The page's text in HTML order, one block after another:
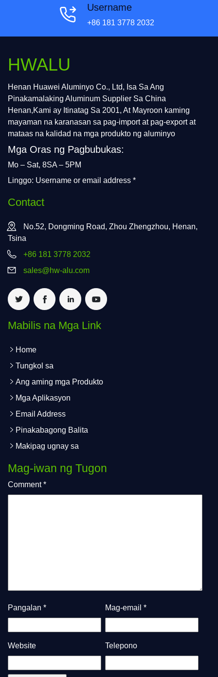
Username
+86 181 3778 2032
HWALU
Henan Huawei Aluminyo Co., Ltd, Isa Sa Ang
Pinakamalaking Aluminum Supplier Sa China
Henan,Kami ay Itinatag Sa 2001, At Mayroon kaming
mayaman na karanasan sa pag-import at pag-export at
mataas na kalidad na mga produkto ng aluminyo
Mga Oras ng Pagbubukas:
Mo – Sat, 8SA – 5PM
Linggo: Username or email address *
Contact
No.52, Dongming Road, Zhou Zhengzhou, Henan,
Tsina
+86 181 3778 2032
sales@hw-alu.com
Mabilis na Mga Link
Home
Tungkol sa
Ang aming mga Produkto
Mga Aplikasyon
Email Address
Pinakabagong Balita
Makipag ugnay sa
Mag-iwan ng Tugon
Comment*
Pangalan * Mag-email *
Website Telepono